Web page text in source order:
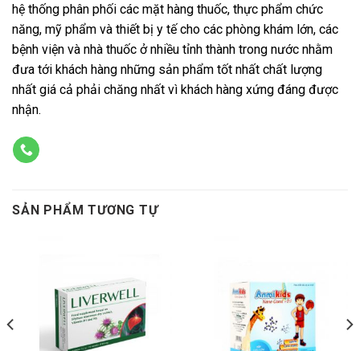
hệ thống phân phối các mặt hàng thuốc, thực phẩm chức
năng, mỹ phẩm và thiết bị y tế cho các phòng khám lớn, các
bệnh viện và nhà thuốc ở nhiều tỉnh thành trong nước nhằm
đưa tới khách hàng những sản phẩm tốt nhất chất lượng
nhất giá cả phải chăng nhất vì khách hàng xứng đáng được
nhận.
SẢN PHẨM TƯƠNG TỰ